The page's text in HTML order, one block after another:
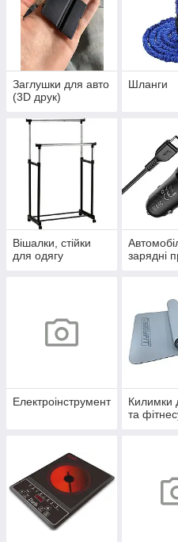
Заглушки для авто
(3D друк)
Шланги
Вішалки, стійки
для одягу
зарядні
Електроінструмент
Килимки
та